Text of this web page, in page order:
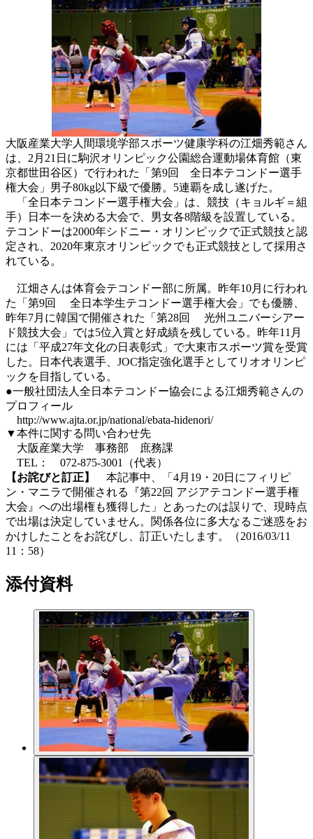
大阪産業大学人間環境学部スポーツ健康学科の江畑秀範さん
は、2月21日に駒沢オリンピック公園総合運動場体育館（東
京都世田谷区）で行われた「第9回 全日本テコンドー選手
権大会」男子80kg以下級で優勝。5連覇を成し遂げた。
「全日本テコンドー選手権大会」は、競技（キョルギ＝組
手）日本一を決める大会で、男女各8階級を設置している。
テコンドーは2000年シドニー・オリンピックで正式競技と認
定され、2020年東京オリンピックでも正式競技として採用さ
れている。
江畑さんは体育会テコンドー部に所属。昨年10月に行われ
た「第9回 全日本学生テコンドー選手権大会」でも優勝、
昨年7月に韓国で開催された「第28回 光州ユニバーシアー
ド競技大会」では5位入賞と好成績を残している。昨年11月
には「平成27年文化の日表彰式」で大東市スポーツ賞を受賞
した。日本代表選手、JOC指定強化選手としてリオオリンピ
ックを目指している。
●一般社団法人全日本テコンドー協会による江畑秀範さんの
プロフィール
http://www.ajta.or.jp/national/ebata-hidenori/
▼本件に関する問い合わせ先
大阪産業大学 事務部 庶務課
TEL： 072-875-3001（代表）
【お詫びと訂正】
本記事中、「4月19・20日にフィリピ
ン・マニラで開催される『第22回 アジアテコンドー選手権
大会』への出場権も獲得した」とあったのは誤りで、現時点
で出場は決定していません。関係各位に多大なるご迷惑をお
かけしたことをお詫びし、訂正いたします。（2016/03/11
11：58）
添付資料